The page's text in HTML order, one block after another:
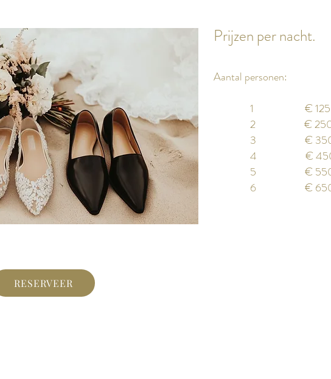
Prijzen per nacht.
Aantal personen:
1 €
2 €
3 €
4 €
5 €
6 €
RESERVEER